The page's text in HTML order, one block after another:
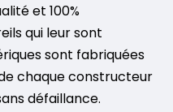
et 100%
qui leur sont
sont fabriquées
chaque constructeur
défaillance.